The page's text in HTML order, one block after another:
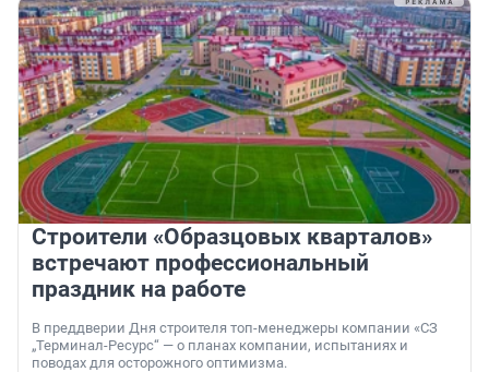
Строители «Образцовых кварталов»
встречают профессиональный
праздник на работе
В преддверии Дня строителя топ-менеджеры компании «СЗ
„Терминал-Ресурс“ — о планах компании, испытаниях и
поводах для осторожного оптимизма.